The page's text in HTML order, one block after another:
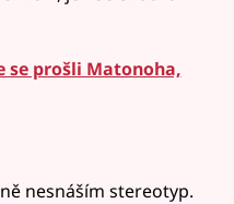
se prošli Matonoha,
nesnáším stereotyp.